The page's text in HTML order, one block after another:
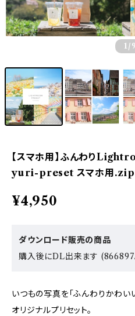
1 /9
【スマホ用】ふんわり
yuri-preset スマホ用.zip
¥4,950
ダウンロード販売の商品
購入後にDL出来ます (866897
いつもの写真を「ふんわりかわい
オリジナルプリセット。